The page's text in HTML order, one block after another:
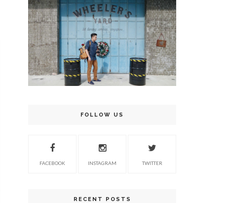
FOLLOW US
FACEBOOK INSTAGRAM TWITTER
RECENT POSTS